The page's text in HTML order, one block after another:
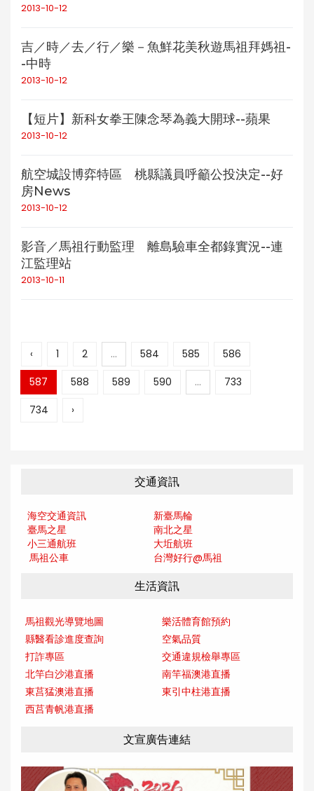
2013-10-12
吉／時／去／行／樂－魚鮮花美秋遊馬祖拜媽祖-
-中時
2013-10-12
【短片】新科女拳王陳念琴為義大開球--蘋果
2013-10-12
航空城設博弈特區 桃縣議員呼籲公投決定--好
房News
2013-10-12
影音／馬祖行動監理 離島驗車全都錄實況--連
江監理站
2013-10-11
‹ 1 2 ... 584 585
586
587
588 589 590 ...
733
734
›
交通資訊
海空交通資訊
新臺馬輪
臺馬之星
南北之星
小三通航班
大坵航班
馬祖公車
台灣好行@馬祖
生活資訊
馬祖觀光導覽地圖
樂活體育館預約
縣醫看診進度查詢
空氣品質
打詐專區
交通違規檢舉專區
北竿白沙港直播
南竿福澳港直播
東莒猛澳港直播
東引中柱港直播
西莒青帆港直播
文宣廣告連結